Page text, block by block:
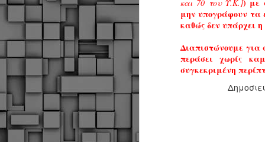
και 70 του Υ.Κ.]) με
μην υπογράφουν
καθώς δεν υπάρχει
Διαπιστώνουμε για
περάσει χωρίς
συγκεκριμένη